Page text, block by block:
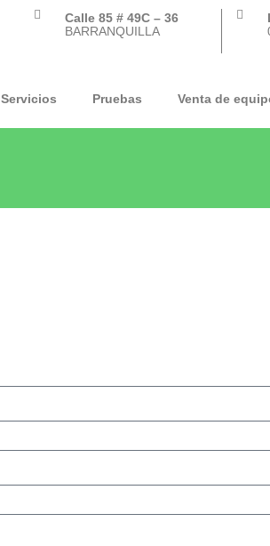
Calle 85 # 49C – 36
BARRANQUILLA
Servicios Pruebas Venta de